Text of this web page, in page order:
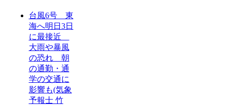
台風6号 東
海へ明日3日
に最接近
大雨や暴風
の恐れ 朝
の通勤・通
学の交通に
影響も(気象
予報士 竹